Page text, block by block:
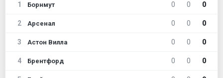
1 Борнмут 0 0 0
2 Арсенал 0 0 0
3 Астон Вилла 0 0 0
4 Брентфорд 0 0 0